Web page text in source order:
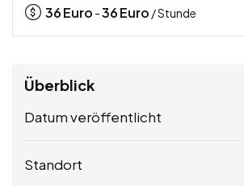
36Euro -36Euro / Stunde
Überblick
Datum veröffentlicht
Standort